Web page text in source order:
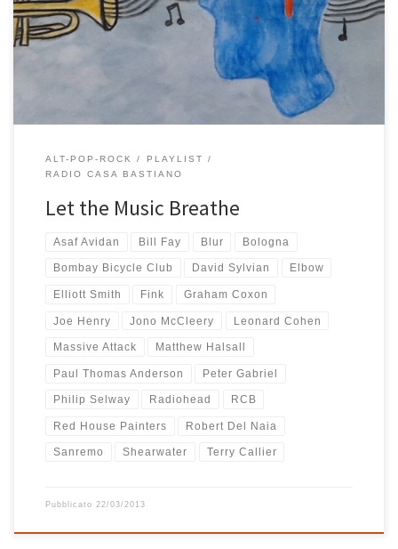
Composta in febbraio, nel pieno dell’inverno 2013, risente
decisamente del bianco paesaggio e del freddo che per lunghi
giorni ha fatto da sfondo alle nostre giornate, ma è capace […]
ALT-POP-ROCK
PLAYLIST
RADIO CASA BASTIANO
Let the Music Breathe
Asaf Avidan Bill Fay Blur Bologna
Bombay Bicycle Club David Sylvian Elbow
Elliott Smith Fink Graham Coxon
Joe Henry Jono McCleery Leonard Cohen
Massive Attack Matthew Halsall
Paul Thomas Anderson Peter Gabriel
Philip Selway Radiohead RCB
Red House Painters Robert Del Naia
Sanremo Shearwater Terry Callier
Pubblicato 22/03/2013